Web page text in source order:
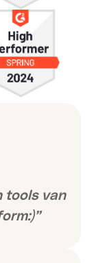
tools van